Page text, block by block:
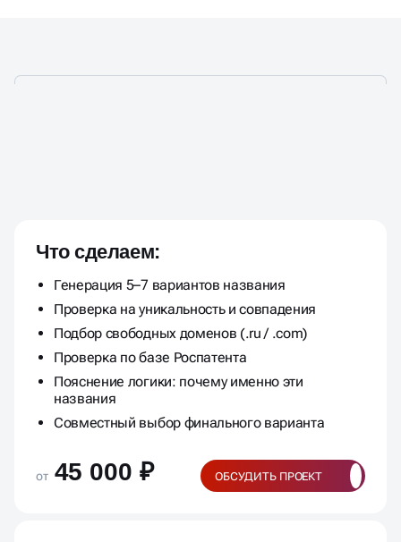
Что сделаем:
Генерация 5–7 вариантов названия
Проверка на уникальность и совпадения
Подбор свободных доменов (.ru / .com)
Проверка по базе Роспатента
Пояснение логики: почему именно эти
названия
Совместный выбор финального варианта
от 45 000 ₽ ОБСУДИТЬ ПРОЕКТ